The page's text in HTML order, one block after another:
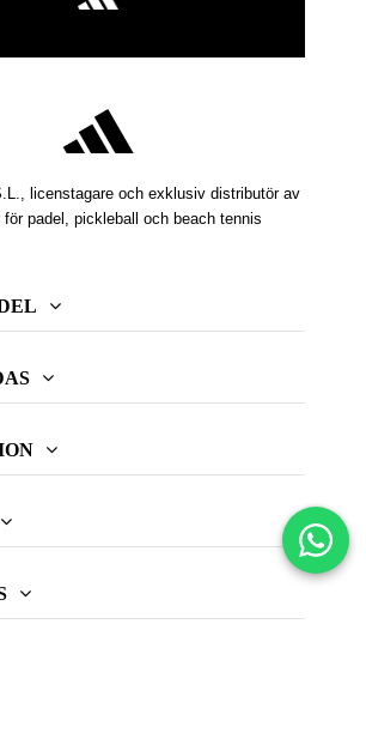
licenstagare och exklusiv distributör av
för padel, pickleball och beach tennis